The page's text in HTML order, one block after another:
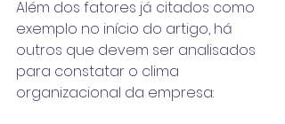
Além dos fatores já citados como
exemplo no início do artigo, há
outros que devem ser analisados
para constatar o clima
organizacional da empresa: